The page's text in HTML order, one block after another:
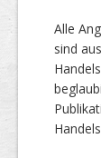
Alle
sind